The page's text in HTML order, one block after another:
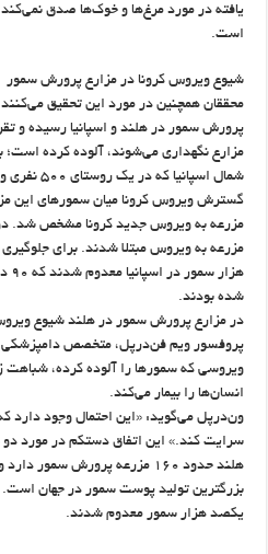
یافته در مورد مرغ‌ها و خوک‌ها صدق
است.
شیوع ویروس کرونا در مزارع پرورش سمور
محققان همچنین در مورد این تحقیق
پرورش سمور در هلند و اسپانیا رسیده و
مزارع نگهداری می‌شوند، آلوده کرده است؛
شمال اسپانیا که در یک روستای ۵۰۰ نفری واقع شده است.
مزرعه به ویروس جدید کرونا مشخص شد. دو
شده بودند.
در مزارع پرورش سمور در هلند شیوع
پروفسور ویم فن‌در‌پل، متخصص دامپزشکی
ویروسی که سمورها را آلوده کرده، شباهت
انسان‌ها را بیمار می‌کند.
ون‌درپل می‌گوید: «این احتمال وجود دارد
سرایت کند.» این اتفاق دستکم در مورد دو
هلند حدود ۱۶۰ مزرعه پرورش
بزرگترین تولید پوست سمور در جهان
یکصد هزار سمور معدوم شدند.